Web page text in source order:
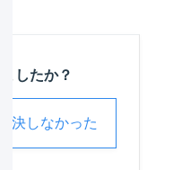
したか？
解決しなかった